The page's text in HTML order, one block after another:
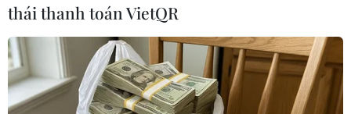
#Sâm nước #Mỹ-Hàn Quốc
#Tập trận
#Vũ khí hạt nhân
#Người bảo vệ tự do Ulchi
#Bộ Quốc phòng Mỹ
#tin tức mới nhất trong ngày
thái thanh toán VietQR